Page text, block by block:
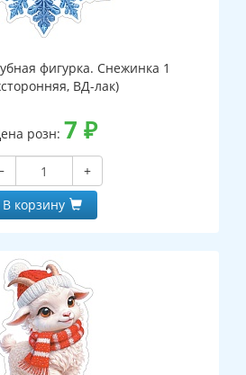
фигурка. Снежинка 1
ВД-лак)
розн: 7 ₽
+
В корзину